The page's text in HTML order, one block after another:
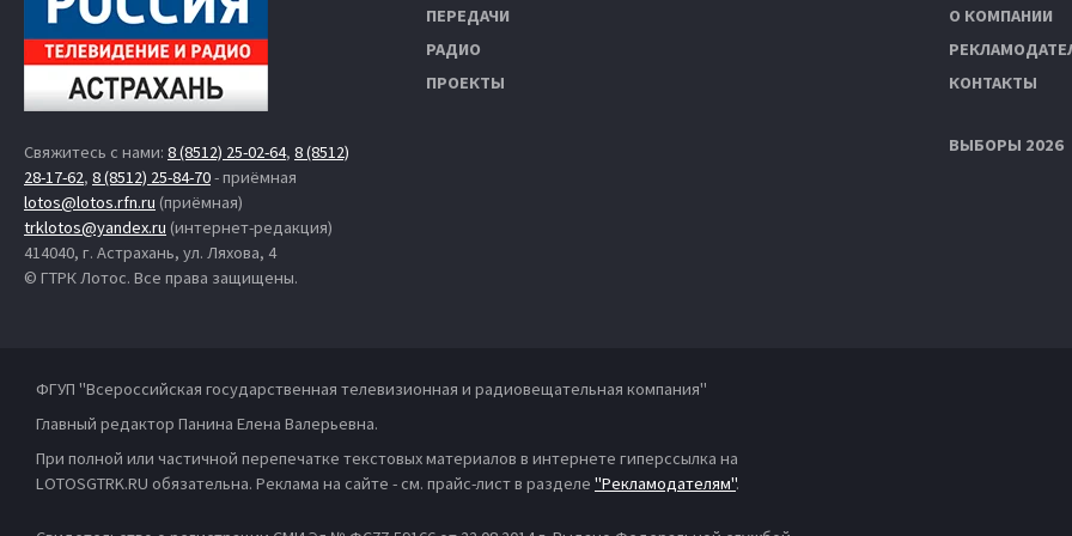
Свяжитесь с нами: 8 (8512) 25-02-64, 8 (8512)
28-17-62, 8 (8512) 25-84-70- приёмная
lotos@lotos.rfn.ru (приёмная)
trklotos@yandex.ru (интернет-редакция)
414040, г. Астрахань, ул. Ляхова, 4
© ГТРК Лотос. Все права защищены.
ПЕРЕДАЧИ
РАДИО
ПРОЕКТЫ
О КОМПАНИИ
КОНТАКТЫ
ВЫБОРЫ 2026
ФГУП "Всероссийская государственная телевизионная и радиовещательная компания"
Главный редактор Панина Елена Валерьевна.
При полной или частичной перепечатке текстовых материалов в интернете гиперссылка на
LOTOSGTRK.RU обязательна. Реклама на сайте - см. прайс-лист в разделе "Рекламодателям".